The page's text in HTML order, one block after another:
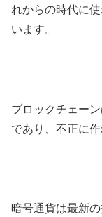
れからの時代に
います。
ブロックチェー
であり、不正に作
暗号通貨は最新